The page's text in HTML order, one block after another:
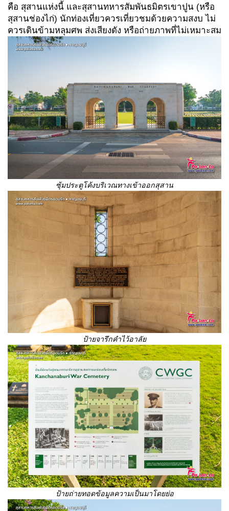
คือ สุสานแห่งนี้ และสุสานทหารสัมพันธมิตรเขาปูน (หรือ
สุสานช่องไก่) นักท่องเที่ยวควรเที่ยวชมด้วยความสงบ ไม่
ควรเดินข้ามหลุมศพ ส่งเสียงดัง หรือถ่ายภาพที่ไม่เหมาะสม
ซุ้มประตูโค้งบริเวณทางเข้าออกสุสาน
ป้ายจารึกคำไว้อาลัย
ป้ายถ่ายทอดข้อมูลความเป็นมาโดยย่อ